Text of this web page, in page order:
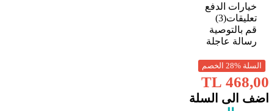
خيارات الدفع
تعليقات(3)
قم بالتوصية
رسالة عاجلة
السلة %28 الخصم
468,00 TL
اضف الى السلة